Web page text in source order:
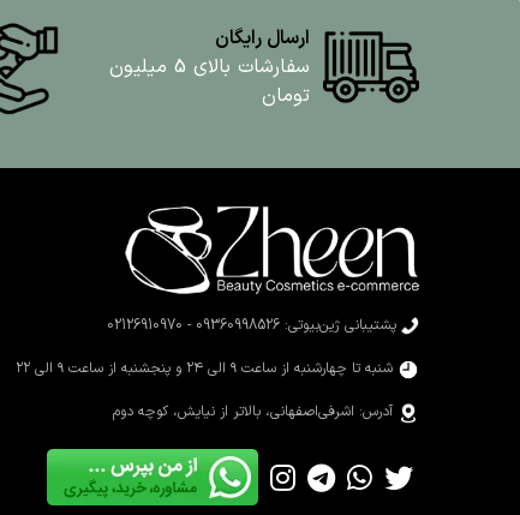
ارسال رایگان
سفارشات بالای 5 میلیون
تومان
پشتیبانی ژین‌بیوتی: 09360998526 - 02126910970
شنبه تا چهارشنبه از ساعت ۹ الی ۲۴ و پنجشنبه از ساعت ۹ الی ۲۲
آدرس: اشرفی‌اصفهانی، بالاتر از نیایش، کوچه دوم